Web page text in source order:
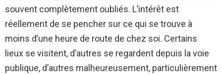
souvent complètement oubliés. L’intérêt est
réellement de se pencher sur ce qui se trouve à
moins d’une heure de route de chez soi. Certains
lieux se visitent, d’autres se regardent depuis la voie
publique, d’autres malheureusement, particulièrement